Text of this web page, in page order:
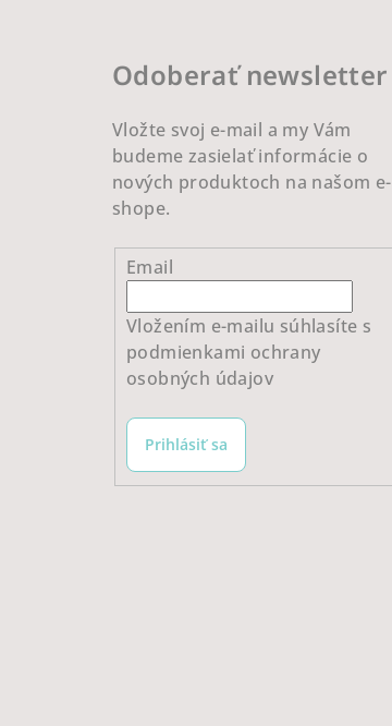
Odoberať newsletter
Vložte svoj e-mail a my Vám
budeme zasielať informácie o
nových produktoch na našom e-
shope.
Email
Vložením e-mailu súhlasíte s
podmienkami ochrany
osobných údajov
Prihlásiť sa